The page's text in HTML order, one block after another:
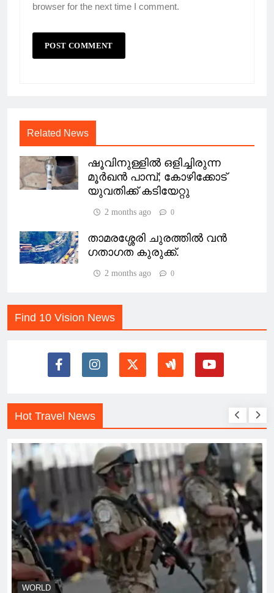
browser for the next time I comment.
Related News
ഷൂവിനുള്ളിൽ ഒളിച്ചിരുന്ന
മൂർഖൻ പാമ്പ്; കോഴിക്കോട്
യുവതിക്ക് കടിയേറ്റു
2 months ago 0
താമരശ്ശേരി ചുരത്തിൽ വൻ
ഗതാഗത കുരുക്ക്.
2 months ago 0
Find 10 Vision News
Hot Travel News
WORLD